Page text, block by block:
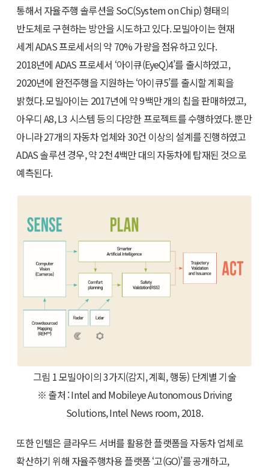
통해서 자율주행 솔루션을 SoC(System on Chip) 형태의
반도체로 구현하는 방안을 시도하고 있다. 모빌아이는 현재
세계 ADAS 프로세서의 약 70% 가량을 점유하고 있다.
2018년에 ADAS 프로세서 ‘아이큐(EyeQ)4’를 출시하였고,
2020년에 완전주행을 지원하는 ‘아이큐5’를 출시할 계획을
밝혔다. 모빌아이는 2017년에 약 9백만 개의 칩을 판매하였고,
아우디 A8, L3 시스템 등의 다양한 프로젝트를 수행하였다. 뿐만
아니라 27개의 자동차 업체와 30건 이상의 설계를 진행하였고
ADAS 솔루션 경우, 약 2천 4백만 대의 자동차에 탑재된 것으로
예측된다.
그림 1 모빌아이의 3가지(감지, 계획, 행동) 단계별 기술
※ 출처 : Intel and Mobileye Autonomous Driving
Solutions, Intel News room, 2018.
또한 인텔은 클라우드 서버를 활용한 플랫폼을 자동차 업체로
확산하기 위해 자율주행차용 플랫폼 ‘고(GO)’를 공개하고,